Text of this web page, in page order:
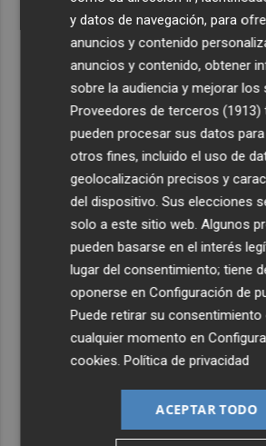
y datos de navegación, para
anuncios y contenido
anuncios y contenido, obtener
sobre la audiencia y mejorar los
Proveedores de terceros (1913)
pueden procesar sus datos
otros fines, incluido el uso de
geolocalización precisos y
del dispositivo. Sus elecciones
solo a este sitio web. Algunos
pueden basarse en el interés
lugar del consentimiento; tiene
oponerse enConfiguración de
Puede retirar su consentimiento
cualquier momento en
cookies.Política de privacidad
ACEPTAR TODO